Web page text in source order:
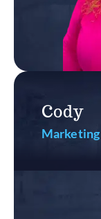
Cody
Marketing